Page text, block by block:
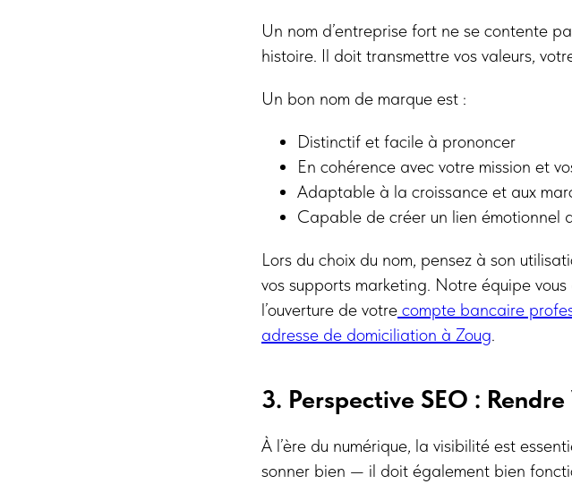
Un nom d’entreprise fort ne se contente
histoire. Il doit transmettre vos valeurs,
Un bon nom de marque est :
Distinctif et facile à prononcer
En cohérence avec votre mission et
Adaptable à la croissance et aux
Capable de créer un lien émotionnel
Lors du choix du nom, pensez à son
vos supports marketing. Notre équipe
l’ouverture de votre compte bancaire
adresse de domiciliation à Zoug.
3. Perspective SEO :
À l’ère du numérique, la visibilité est
sonner bien — il doit également bien